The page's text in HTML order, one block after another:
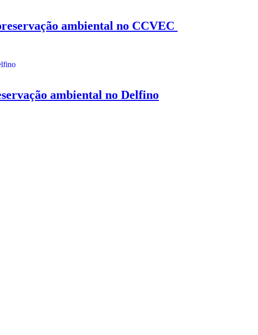
ambiental no CCVEC
ambiental no Delfino